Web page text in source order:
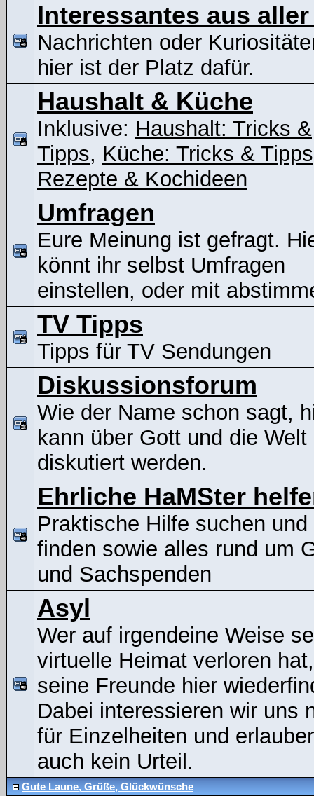
Interessantes aus
Nachrichten oder
hier ist der Platz dafür.
Haushalt & Küche
Inklusive: Haushalt: Tricks &
Tipps, Küche: Tricks & Tipps
Rezepte & Kochideen
Umfragen
Eure Meinung ist gefragt.
könnt ihr selbst Umfragen
einstellen, oder mit
TV Tipps
Tipps für TV Sendungen
Diskussionsforum
Wie der Name schon sagt,
kann über Gott und die Welt
diskutiert werden.
Ehrliche HaMSter
Praktische Hilfe suchen und
finden sowie alles rund um
und Sachspenden
Asyl
Wer auf irgendeine Weise
virtuelle Heimat verloren
seine Freunde hier
Dabei interessieren wir uns
für Einzelheiten und
auch kein Urteil.
Gute Laune, Grüße, Glückwünsche